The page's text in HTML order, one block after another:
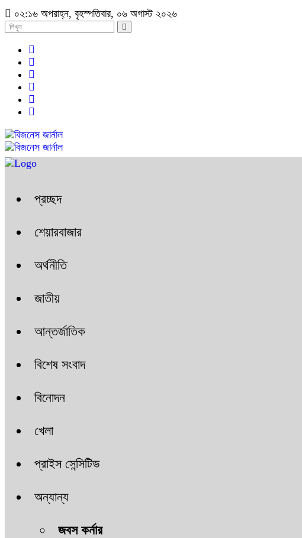
০২:১৬ অপরাহ্ন, বৃহস্পতিবার, ০৬ অগাস্ট ২০২৬
প্রচ্ছদ
শেয়ারবাজার
অর্থনীতি
জাতীয়
আন্তর্জাতিক
বিশেষ সংবাদ
বিনোদন
খেলা
প্রাইস সেন্সিটিভ
অন্যান্য
জবস কর্নার